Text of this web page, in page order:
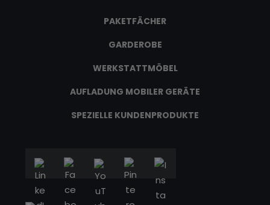
PAKETFÄCHER
GARDEROBE
WERKSTATTMÖBEL
AUFLADUNG MOBILER GERÄTE
SPEZIELLE KUNDENPRODUKTE